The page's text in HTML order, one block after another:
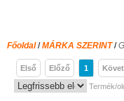
Főoldal/MÁRKA SZERINT /
Első Előző 1
Termék/